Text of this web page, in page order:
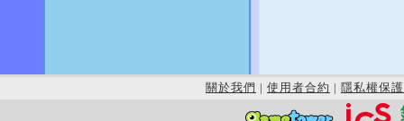
關於我們 | 使用者合約 | 隱私權保護